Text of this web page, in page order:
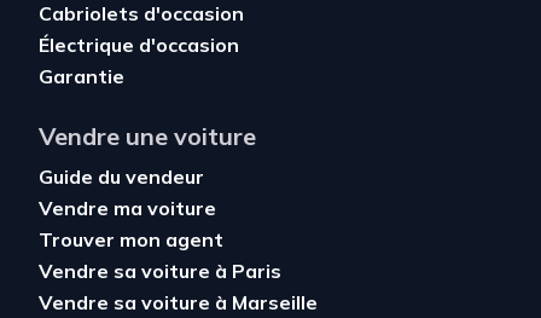
Cabriolets d'occasion
Électrique d'occasion
Garantie
Vendre une voiture
Guide du vendeur
Vendre ma voiture
Trouver mon agent
Vendre sa voiture à Paris
Vendre sa voiture à Marseille